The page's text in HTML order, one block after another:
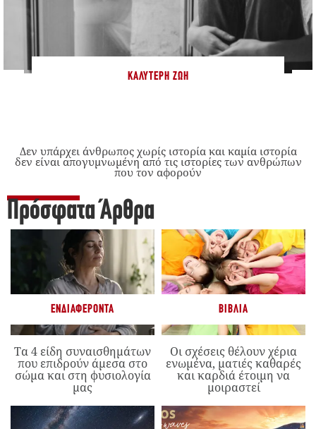
ΚΑΛΎΤΕΡΗ ΖΩΉ
Δεν υπάρχει άνθρωπος χωρίς ιστορία και καμία ιστορία
δεν είναι απογυμνωμένη από τις ιστορίες των ανθρώπων
που τον αφορούν
Πρόσφατα Άρθρα
ΕΝΔΙΑΦΈΡΟΝΤΑ
Τα 4 είδη συναισθημάτων
που επιδρούν άμεσα στο
σώμα και στη φυσιολογία
μας
ΒΙΒΛΊΑ
Οι σχέσεις θέλουν χέρια
ενωμένα, ματιές καθαρές
και καρδιά έτοιμη να
μοιραστεί